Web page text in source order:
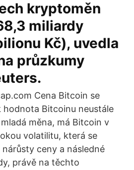
kryptoměn
miliardy
Kč), uvedla
průzkumy
Cena Bitcoin se
hodnota Bitcoinu neustále
měna, má Bitcoin v
volatilitu, která se
ceny a následné
právě na těchto